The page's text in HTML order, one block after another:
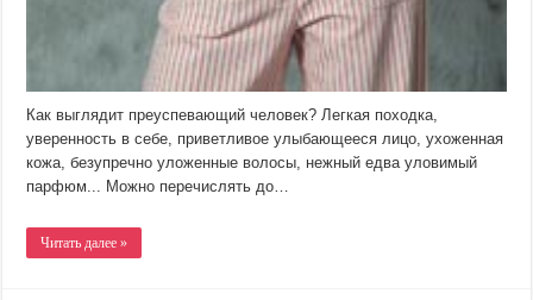
Как выглядит преуспевающий человек? Легкая походка,
уверенность в себе, приветливое улыбающееся лицо, ухоженная
кожа, безупречно уложенные волосы, нежный едва уловимый
парфюм... Можно перечислять до…
Читать далее »